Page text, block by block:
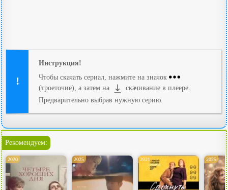
Инструкция!
Чтобы скачать сериал, нажмите на значок
(троеточие), а затем на
скачивание в плеере.
Предварительно выбрав нужную серию.
Рекомендуем:
2020 2025 2021 2025